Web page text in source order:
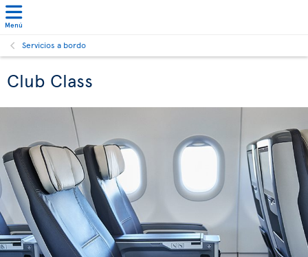
Menú
Servicios a bordo
Club Class